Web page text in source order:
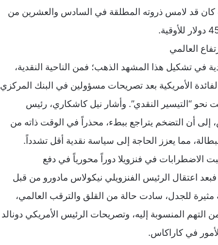
كان قد لامس ذروته المطلقة في السادس والعشرين من
العالمي
في تشكيل هذا المشهد الذهب؛ فمن الناحية النقدية،
الأمريكية بعد تصريحات مسؤولين في البنك المركزي
نحو “التيسير النقدي”. وأشار نيل كاشكاري، رئيس
إلى أن التضخم يتراجع ببطء، محذراً في الوقت ذاته من
مما يعزز الحاجة إلى سياسة نقدية أقل تشدداً.
الاضطرابات في فنزويلا دوراً محورياً في دفع
اعتقال الرئيس الفنزويلي نيكولاس مادورو من قبل
للجدل، سادت حالة من القلق والترقب العالمي،
المنسوبة إليه، وتصريحات الرئيس الأمريكي دونالد
في كاراكاس.